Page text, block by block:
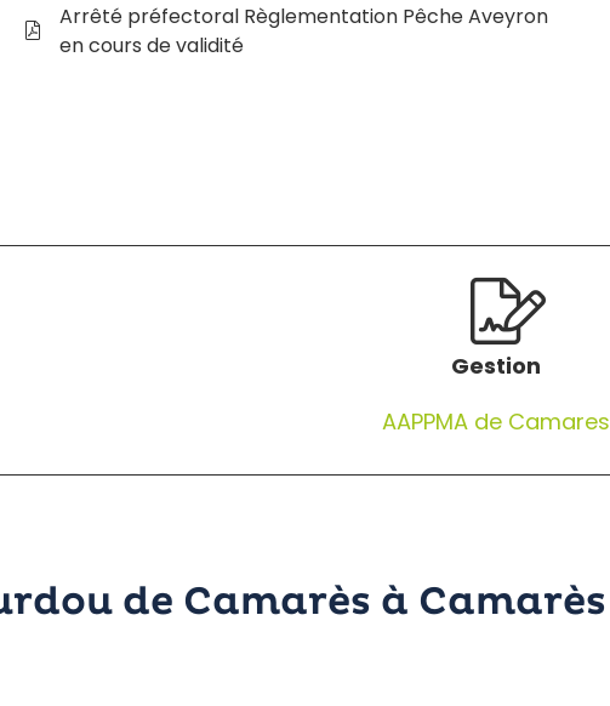
Arrêté préfectoral Règlementation Pêche Aveyron
en cours de validité
Gestion
AAPPMA de Camares
de Camarès à Camarès